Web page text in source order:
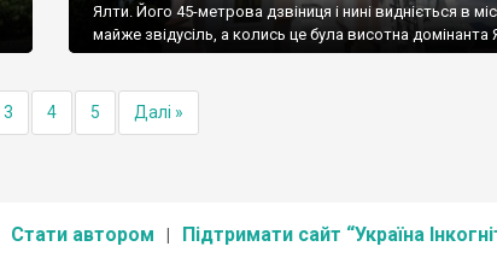
Ялти. Його 45-метрова дзвіниця і нині видніється в
майже звідусіль, а колись це була висотна домінанта
3 4 5 Далі »
Стати автором Підтримати сайт “Україна